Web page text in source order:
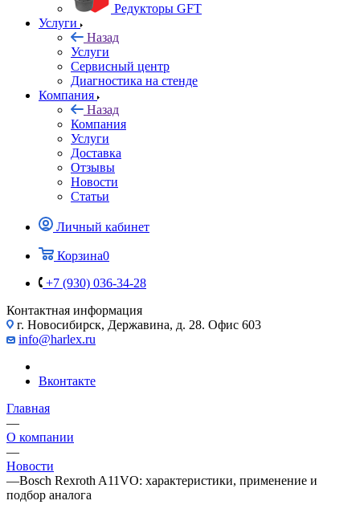
Редукторы GFT
Услуги
Назад
Услуги
Сервисный центр
Диагностика на стенде
Компания
Назад
Компания
Услуги
Доставка
Отзывы
Новости
Статьи
Личный кабинет
Корзина0
+7 (930) 036-34-28
Контактная информация
г. Новосибирск, Державина, д. 28. Офис 603
info@harlex.ru
Вконтакте
Главная
—
О компании
—
Новости
—Bosch Rexroth A11VO: характеристики, применение и
подбор аналога